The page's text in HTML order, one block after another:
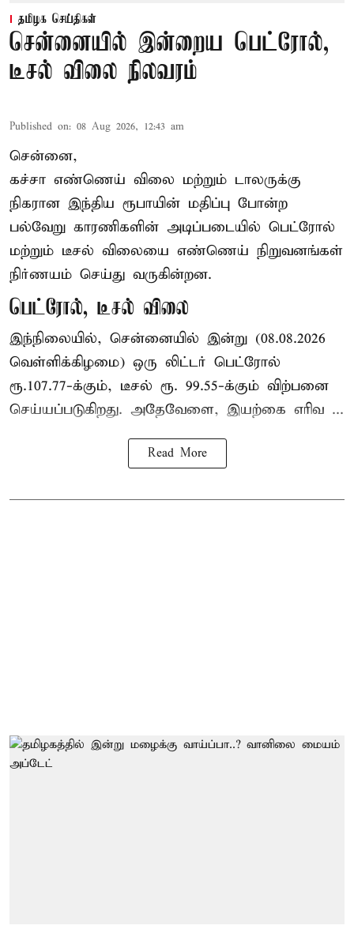
தமிழக செய்திகள்
சென்னையில் இன்றைய பெட்ரோல்,
டீசல் விலை நிலவரம்
Published on: 08 Aug 2026, 12:43 am
சென்னை,
கச்சா எண்ணெய் விலை மற்றும் டாலருக்கு
நிகரான இந்திய ரூபாயின் மதிப்பு போன்ற
பல்வேறு காரணிகளின் அடிப்படையில் பெட்ரோல்
மற்றும் டீசல் விலையை எண்ணெய் நிறுவனங்கள்
நிர்ணயம் செய்து வருகின்றன.
பெட்ரோல், டீசல் விலை
இந்நிலையில், சென்னையில் இன்று (08.08.2026
வெள்ளிக்கிழமை) ஒரு லிட்டர் பெட்ரோல்
ரூ.107.77-க்கும், டீசல் ரூ. 99.55-க்கும் விற்பனை
செய்யப்படுகிறது. அதேவேளை, இயற்கை எரிவ ...
Read More